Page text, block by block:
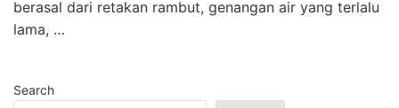
berasal dari retakan rambut, genangan air yang terlalu
lama, …
Search